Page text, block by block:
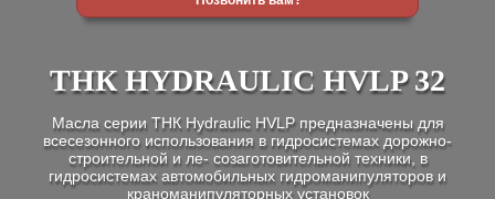
ТНК HYDRAULIC HVLP 32
Масла серии ТНК Hydraulic HVLP предназначены для
всесезонного использования в гидросистемах дорожно-
строительной и ле- созаготовительной техники, в
гидросистемах автомобильных гидроманипуляторов и
краноманипуляторных установок